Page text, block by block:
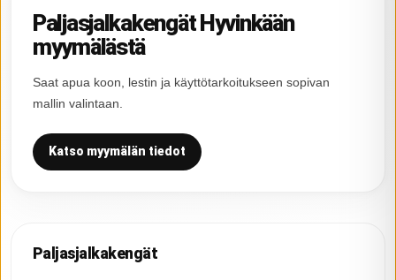
Paljasjalkakengät Hyvinkään
myymälästä
Saat apua koon, lestin ja käyttötarkoitukseen sopivan
mallin valintaan.
Katso myymälän tiedot
Paljasjalkakengät